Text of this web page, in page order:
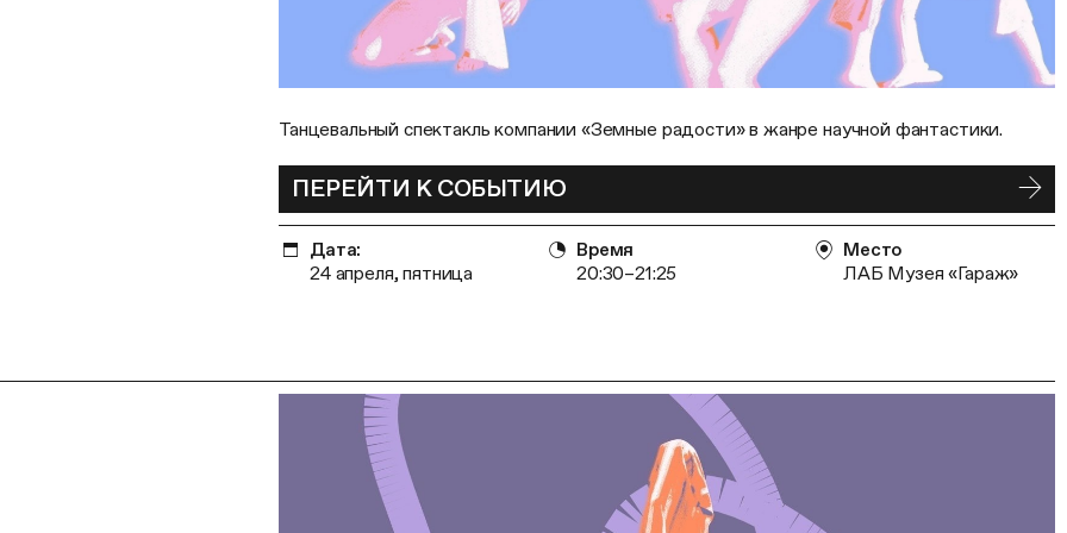
Танцевальный спектакль компании «Земные радости» в жанре научной фантастики.
ПЕРЕЙТИ К СОБЫТИЮ
Дата:
24 апреля, пятница
Время
20:30–21:25
Место
ЛАБ Музея «Гараж»